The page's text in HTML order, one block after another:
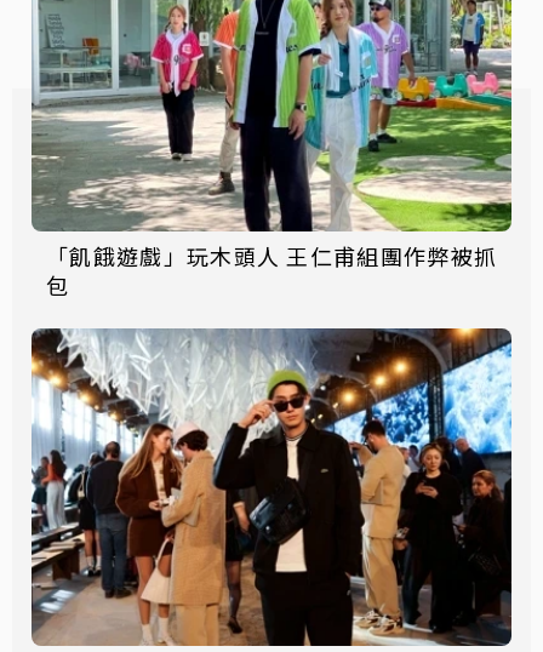
「飢餓遊戲」玩木頭人 王仁甫組團作弊被抓
包